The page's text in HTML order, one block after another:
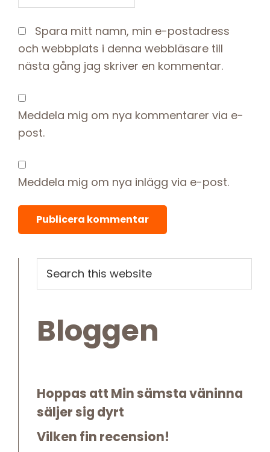
Spara mitt namn, min e-postadress
och webbplats i denna webbläsare till
nästa gång jag skriver en kommentar.
Meddela mig om nya kommentarer via e-
post.
Meddela mig om nya inlägg via e-post.
Primary
Sidebar
this
website
Bloggen
Hoppas att Min sämsta väninna
säljer sig dyrt
Vilken fin recension!